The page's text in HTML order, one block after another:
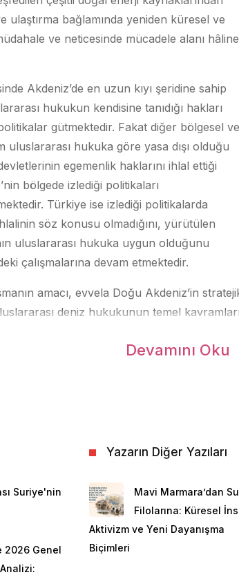
ulaştırma bağlamında yeniden küresel ve
ve neticesinde mücadele alanı hâline
Akdeniz’de en uzun kıyı şeridine sahip
hukukun kendisine tanıdığı hakları
gütmektedir. Fakat diğer bölgesel ve
hukuka göre yasa dışı olduğu
egemenlik haklarını ihlal ettiği
bölgede izlediği politikaları
Türkiye ise izlediği politikalarda
söz konusu olmadığını, yürütülen
uluslararası hukuka uygun olduğunu
çalışmalarına devam etmektedir.
amacı, evvela Doğu Akdeniz’in
deniz hukukunun temel
aslında durum pek de öyle değildir. Süveyş
hava ve deniz yollarının en önemli
uçak gemisi ” olarak gördüğü Kıbrıs
Çin, Hindistan gibi küresel aktörlerin de
yaklaşık olarak 4.000 kilometrekare
ulaşmaktadır. Bu ilgi, siyasi ve
dahi dönüşebilmektedir.
Devamını Oku
Suriye'nin
2026 Genel
Yazarın Diğer Yazıları
Mavi Marmara’dan
Filolarına: Küresel
Aktivizm ve Yeni Dayanışma
Biçimleri